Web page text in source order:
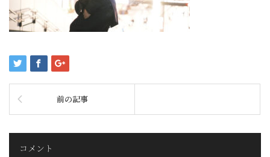
前の記事
コメント